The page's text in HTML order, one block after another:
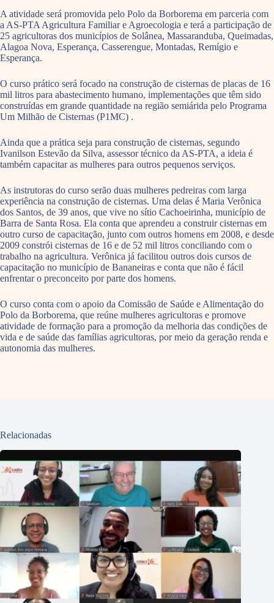
A atividade será promovida pelo Polo da Borborema em parceria com
a AS-PTA Agricultura Familiar e Agroecologia e terá a participação de
25 agricultoras dos municípios de Solânea, Massaranduba, Queimadas,
Alagoa Nova, Esperança, Casserengue, Montadas, Remígio e
Esperança.
O curso prático será focado na construção de cisternas de placas de 16
mil litros para abastecimento humano, implementações que têm sido
construídas em grande quantidade na região semiárida pelo Programa
Um Milhão de Cisternas (P1MC) .
Ainda que a prática seja para construção de cisternas, segundo
Ivanilson Estevão da Silva, assessor técnico da AS-PTA, a ideia é
também capacitar as mulheres para outros pequenos serviços.
As instrutoras do curso serão duas mulheres pedreiras com larga
experiência na construção de cisternas. Uma delas é Maria Verônica
dos Santos, de 39 anos, que vive no sítio Cachoeirinha, município de
Barra de Santa Rosa. Ela conta que aprendeu a construir cisternas em
outro curso de capacitação, junto com outros homens em 2008, e desde
2009 constrói cisternas de 16 e de 52 mil litros conciliando com o
trabalho na agricultura. Verônica já facilitou outros dois cursos de
capacitação no município de Bananeiras e conta que não é fácil
enfrentar o preconceito por parte dos homens.
O curso conta com o apoio da Comissão de Saúde e Alimentação do
Polo da Borborema, que reúne mulheres agricultoras e promove
atividade de formação para a promoção da melhoria das condições de
vida e de saúde das famílias agricultoras, por meio da geração renda e
autonomia das mulheres.
Relacionadas